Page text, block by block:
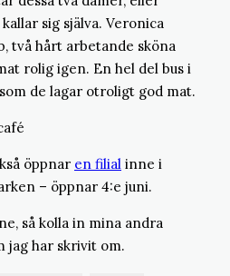
sig själva. Veronica
två hårt arbetande sköna
rolig igen. En hel del bus i
de lagar otroligt god mat.
öppnar en filial inne i
– öppnar 4:e juni.
så kolla in mina andra
jag har skrivit om.